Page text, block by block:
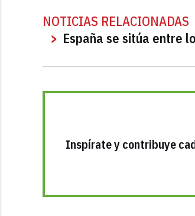
NOTICIAS RELACIONADAS
España se sitúa entre
Inspírate y contribuye